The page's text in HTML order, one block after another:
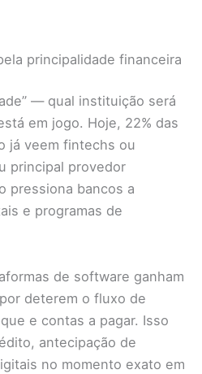
principalidade financeira
— qual instituição será
em jogo. Hoje, 22% das
já veem fintechs ou
principal provedor
pressiona bancos a
e programas de
de software ganham
deterem o fluxo de
e contas a pagar. Isso
antecipação de
no momento exato em